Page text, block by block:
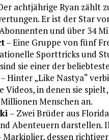
achtjährige Ryan zählt
Er ist der Star
und über 34
– Eine Gruppe von fünf
Sporttricks und
sie einer der
– Hinter „Like Nastya“
Videos, in denen sie
Menschen an.
– Zwei Brüder aus
Abenteuern darstellen.
Markiplier, dessen